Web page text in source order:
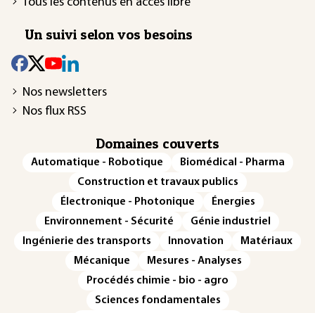
Un suivi selon vos besoins
Nos newsletters
Nos flux RSS
Domaines couverts
Automatique - Robotique
Biomédical - Pharma
Construction et travaux publics
Électronique - Photonique
Énergies
Environnement - Sécurité
Génie industriel
Ingénierie des transports
Innovation
Matériaux
Mécanique
Mesures - Analyses
Procédés chimie - bio - agro
Sciences fondamentales